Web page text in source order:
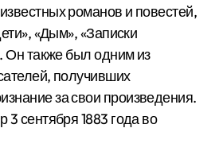
романов и повестей,
«Дым», «Записки
Он также был одним из
получивших
за свои произведения.
3 сентября 1883 года во